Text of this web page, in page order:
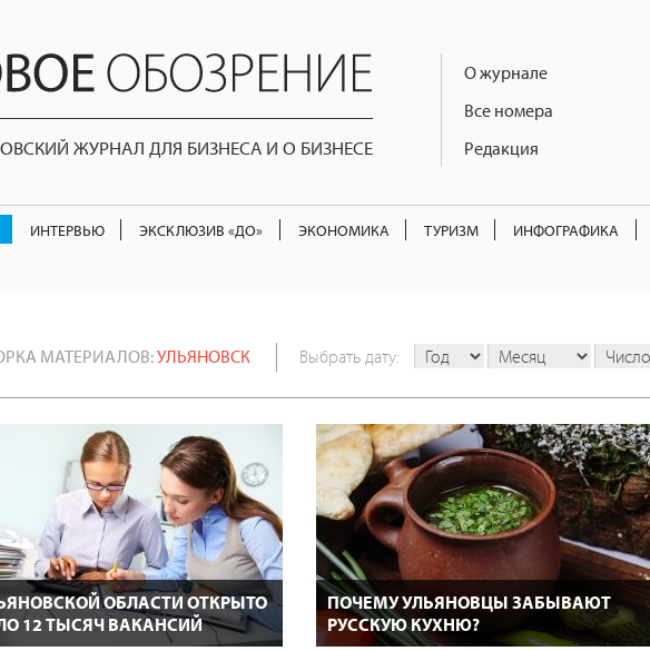
ЖУРНАЛ ДЛЯ БИЗНЕСА И О БИЗНЕСЕ
О журнале
Все номера
Редакция
ИНТЕРВЬЮ ЭКСКЛЮЗИВ «ДО» ЭКОНОМИКА ТУРИЗМ ИНФОГРАФИКА
МАТЕРИАЛОВ:УЛЬЯНОВСК Выбрать дату:
ОБЛАСТИ ОТКРЫТО
12 ТЫСЯЧ ВАКАНСИЙ
ПОЧЕМУ УЛЬЯНОВЦЫ ЗАБЫВАЮТ
РУССКУЮ КУХНЮ?